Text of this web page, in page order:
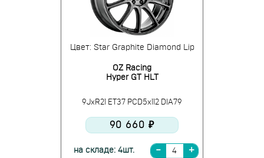
Цвет: Star Graphite Diamond Lip
OZ Racing
Hyper GT HLT
9JxR21 ET37 PCD5x112 DIA79
90 660 ₽
на складе: 4шт.